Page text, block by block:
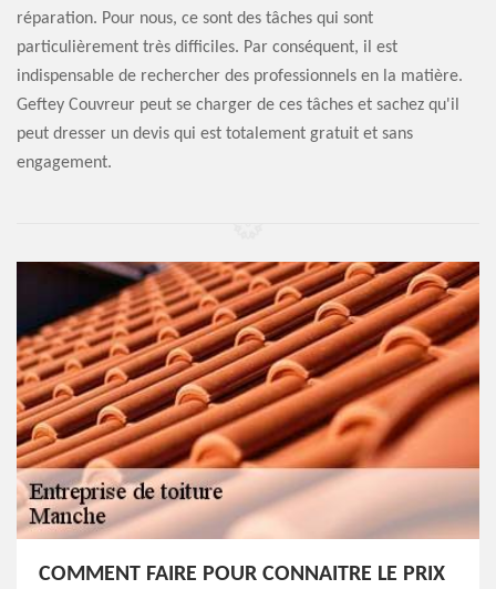
réparation. Pour nous, ce sont des tâches qui sont
particulièrement très difficiles. Par conséquent, il est
indispensable de rechercher des professionnels en la matière.
Geftey Couvreur peut se charger de ces tâches et sachez qu'il
peut dresser un devis qui est totalement gratuit et sans
engagement.
COMMENT FAIRE POUR CONNAITRE LE PRIX